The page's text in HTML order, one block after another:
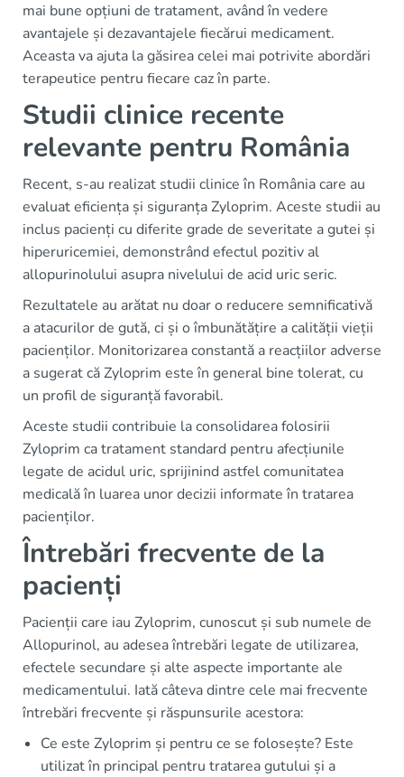
mai bune opțiuni de tratament, având în vedere
avantajele și dezavantajele fiecărui medicament.
Aceasta va ajuta la găsirea celei mai potrivite abordări
terapeutice pentru fiecare caz în parte.
Studii clinice recente
relevante pentru România
Recent, s-au realizat studii clinice în România care au
evaluat eficiența și siguranța Zyloprim. Aceste studii au
inclus pacienți cu diferite grade de severitate a gutei și
hiperuricemiei, demonstrând efectul pozitiv al
allopurinolului asupra nivelului de acid uric seric.
Rezultatele au arătat nu doar o reducere semnificativă
a atacurilor de gută, ci și o îmbunătățire a calității vieții
pacienților. Monitorizarea constantă a reacțiilor adverse
a sugerat că Zyloprim este în general bine tolerat, cu
un profil de siguranță favorabil.
Aceste studii contribuie la consolidarea folosirii
Zyloprim ca tratament standard pentru afecțiunile
legate de acidul uric, sprijinind astfel comunitatea
medicală în luarea unor decizii informate în tratarea
pacienților.
Întrebări frecvente de la
pacienți
Pacienții care iau Zyloprim, cunoscut și sub numele de
Allopurinol, au adesea întrebări legate de utilizarea,
efectele secundare și alte aspecte importante ale
medicamentului. Iată câteva dintre cele mai frecvente
întrebări frecvente și răspunsurile acestora:
Ce este Zyloprim și pentru ce se folosește? Este
utilizat în principal pentru tratarea gutului și a